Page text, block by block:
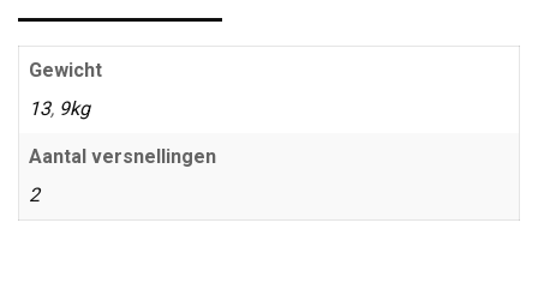
Gewicht
13, 9kg
Aantal versnellingen
2